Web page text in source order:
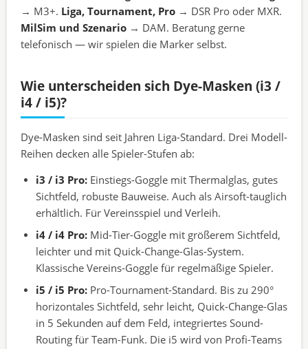
→ M3+. Liga, Tournament, Pro → DSR Pro oder MXR.
MilSim und Szenario → DAM. Beratung gerne
telefonisch — wir spielen die Marker selbst.
Wie unterscheiden sich Dye-Masken (i3 /
i4 / i5)?
Dye-Masken sind seit Jahren Liga-Standard. Drei Modell-
Reihen decken alle Spieler-Stufen ab:
i3 / i3 Pro: Einstiegs-Goggle mit Thermalglas, gutes
Sichtfeld, robuste Bauweise. Auch als Airsoft-tauglich
erhältlich. Für Vereinsspiel und Verleih.
i4 / i4 Pro: Mid-Tier-Goggle mit größerem Sichtfeld,
leichter und mit Quick-Change-Glas-System.
Klassische Vereins-Goggle für regelmäßige Spieler.
i5 / i5 Pro: Pro-Tournament-Standard. Bis zu 290°
horizontales Sichtfeld, sehr leicht, Quick-Change-Glas
in 5 Sekunden auf dem Feld, integriertes Sound-
Routing für Team-Funk. Die i5 wird von Profi-Teams